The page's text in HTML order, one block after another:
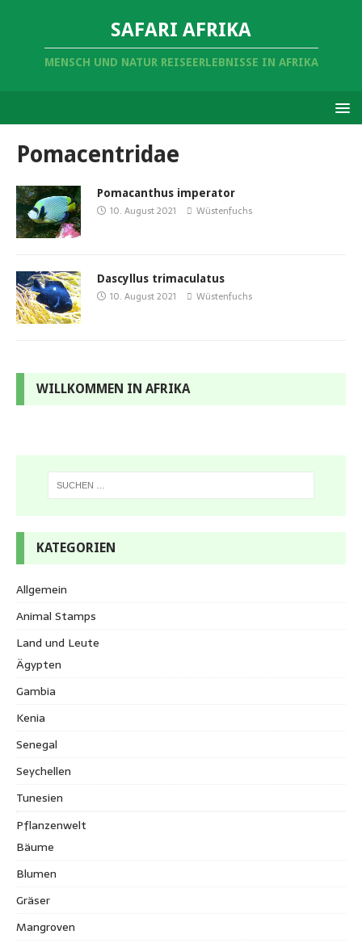
SAFARI AFRIKA
MENSCH UND NATUR REISEERLEBNISSE IN AFRIKA
Pomacentridae
Pomacanthus imperator
10. August 2021 Wüstenfuchs
Dascyllus trimaculatus
10. August 2021 Wüstenfuchs
WILLKOMMEN IN AFRIKA
KATEGORIEN
Allgemein
Animal Stamps
Land und Leute
Ägypten
Gambia
Kenia
Senegal
Seychellen
Tunesien
Pflanzenwelt
Bäume
Blumen
Gräser
Mangroven